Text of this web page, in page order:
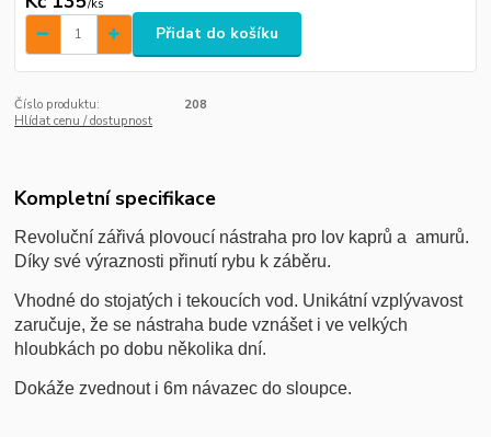
/ks
Přidat do košíku
Číslo produktu:
208
Hlídat cenu / dostupnost
Kompletní specifikace
Revoluční zářivá plovoucí nástraha pro lov kaprů a amurů.
Díky své výraznosti přinutí rybu k záběru.
Vhodné do stojatých i tekoucích vod. Unikátní vzplývavost
zaručuje, že se nástraha bude vznášet i ve velkých
hloubkách po dobu několika dní.
Dokáže zvednout i 6m návazec do sloupce.